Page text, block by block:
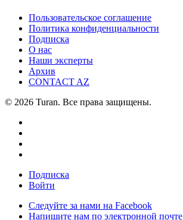
Пользовательское соглашение
Политика конфиденциальности
Подписка
О нас
Наши эксперты
Архив
CONTACT AZ
© 2026 Turan. Все права защищены.
Подписка
Войти
Следуйте за нами на Facebook
Напишите нам по электронной почте